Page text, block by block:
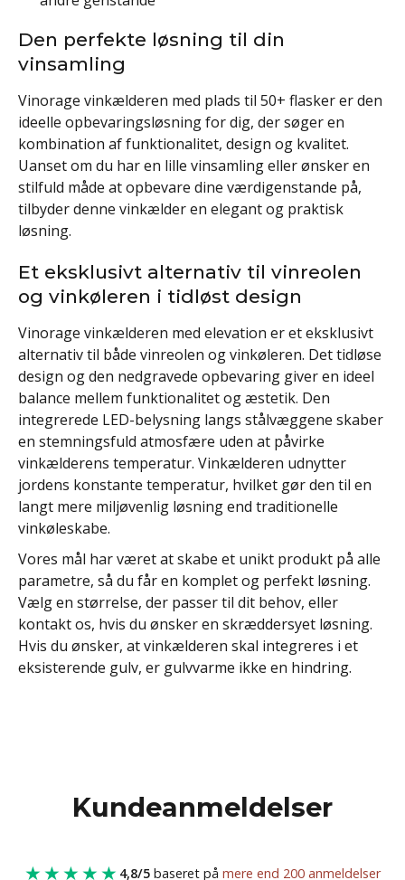
Den perfekte løsning til din
vinsamling
Vinorage vinkælderen med plads til 50+ flasker er den
ideelle opbevaringsløsning for dig, der søger en
kombination af funktionalitet, design og kvalitet.
Uanset om du har en lille vinsamling eller ønsker en
stilfuld måde at opbevare dine værdigenstande på,
tilbyder denne vinkælder en elegant og praktisk
løsning.
Et eksklusivt alternativ til vinreolen
og vinkøleren i tidløst design
Vinorage vinkælderen med elevation er et eksklusivt
alternativ til både vinreolen og vinkøleren. Det tidløse
design og den nedgravede opbevaring giver en ideel
balance mellem funktionalitet og æstetik. Den
integrerede LED-belysning langs stålvæggene skaber
en stemningsfuld atmosfære uden at påvirke
vinkælderens temperatur. Vinkælderen udnytter
jordens konstante temperatur, hvilket gør den til en
langt mere miljøvenlig løsning end traditionelle
vinkøleskabe.
Vores mål har været at skabe et unikt produkt på alle
parametre, så du får en komplet og perfekt løsning.
Vælg en størrelse, der passer til dit behov, eller
kontakt os, hvis du ønsker en skræddersyet løsning.
Hvis du ønsker, at vinkælderen skal integreres i et
eksisterende gulv, er gulvvarme ikke en hindring.
Kundeanmeldelser
★★★★★ 4,8/5 baseret på mere end 200 anmeldelser